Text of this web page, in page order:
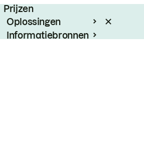
Prijzen
Oplossingen
Informatiebronnen